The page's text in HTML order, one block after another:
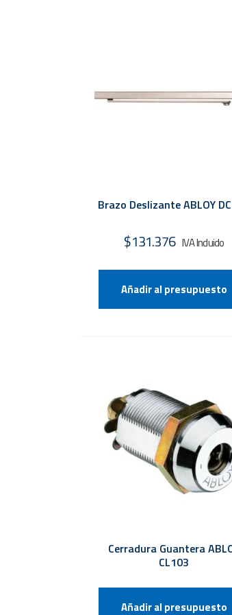
Brazo Deslizante ABLOY
$131.376
Añadir al presupuesto
Cerradura Guantera
CL103
Añadir al presupuesto